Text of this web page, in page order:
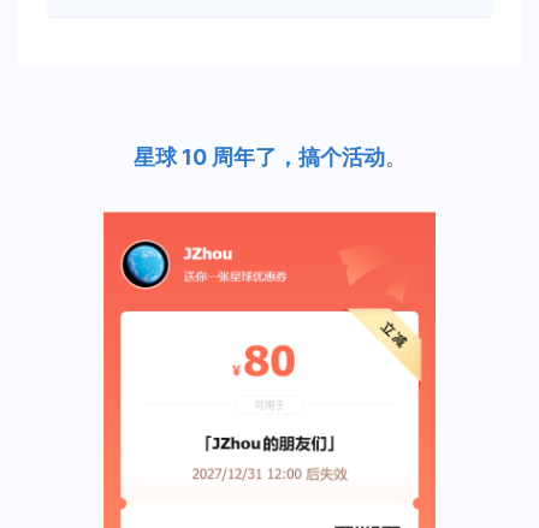
星球 10 周年了，搞个活动。